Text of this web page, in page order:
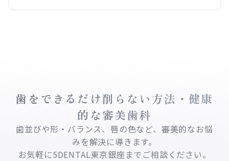
歯をできるだけ削らない方法・健康
的な審美歯科
歯並びや形・バランス、唇の色など、審美的なお悩
みを解決に導きます。
お気軽に5DENTAL東京銀座までご相談ください。